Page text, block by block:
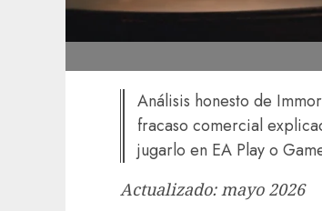
Análisis honesto de
fracaso comercial
jugarlo en EA Play o
Actualizado: mayo 2026